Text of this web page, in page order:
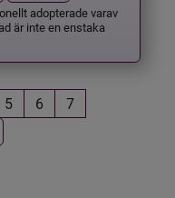
adopterade varav
är inte en enstaka
5 6
7